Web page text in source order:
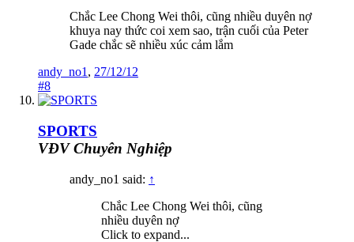
Chắc Lee Chong Wei thôi, cũng nhiều duyên nợ
khuya nay thức coi xem sao, trận cuối của Peter
Gade chắc sẽ nhiều xúc cảm lắm
andy_no1 , 27/12/12
#8
SPORTS
VĐV Chuyên Nghiệp
andy_no1 said: ↑
Chắc Lee Chong Wei thôi, cũng
nhiều duyên nợ
Click to expand...